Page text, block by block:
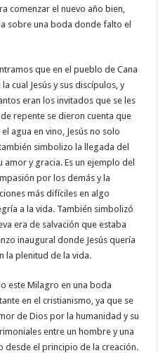
EL
2024
comenzar el nuevo año bien,
sobre una boda donde falto el
que en el pueblo de Cana
cual Jesús y sus discípulos, y
eran los invitados que se les
repente se dieron cuenta que
agua en vino, Jesús no solo
simbolizo la llegada del
amor y gracia. Es un ejemplo del
por los demás y la
más difíciles en algo
a la vida. También simbolizó
era de salvación que estaba
inaugural donde Jesús quería
la plenitud de la vida.
este Milagro en una boda
en el cristianismo, ya que se
de Dios por la humanidad y su
entre un hombre y una
desde el principio de la creación.